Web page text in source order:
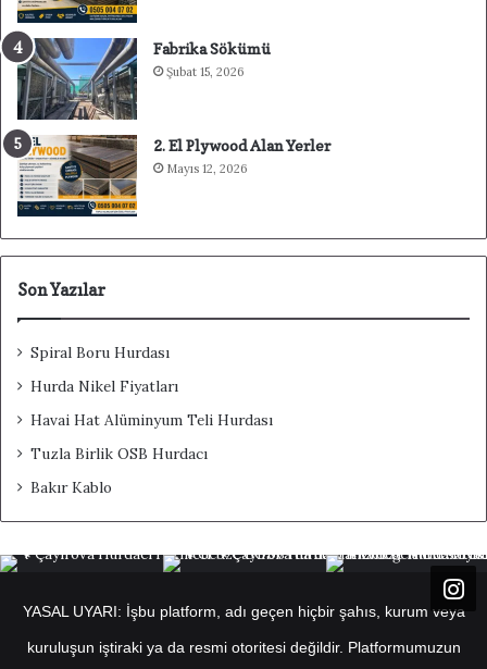
Fabrika Sökümü
Şubat 15, 2026
2. El Plywood Alan Yerler
Mayıs 12, 2026
Son Yazılar
Spiral Boru Hurdası
Hurda Nikel Fiyatları
Havai Hat Alüminyum Teli Hurdası
Tuzla Birlik OSB Hurdacı
Bakır Kablo
YASAL UYARI: İşbu platform, adı geçen hiçbir şahıs, kurum veya
kuruluşun iştiraki ya da resmi otoritesi değildir. Platformumuzun